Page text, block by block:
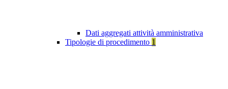
Dati aggregati attività amministrativa
Tipologie di procedimento 1